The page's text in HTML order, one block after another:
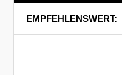
EMPFEHLENSWERT: